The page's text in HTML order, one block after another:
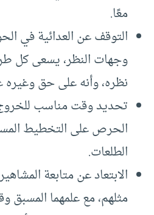
معًا.
التوقف عن العدائية في
وجهات النظر، يسعى كل
نظره، وأنه على حق
تحديد وقت مناسب للخروج
الحرص على التخطيط
الطلعات.
الابتعاد عن متابعة
مثلهم، مع علمهما المسبق